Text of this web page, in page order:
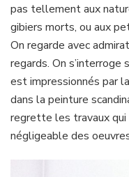
pas tellement aux
gibiers morts, ou aux
On regarde avec
regards. On s’interroge
est impressionnés par
dans la peinture
regrette les travaux qui
négligeable des